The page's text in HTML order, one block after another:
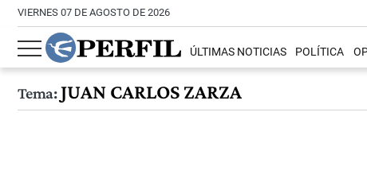
VIERNES 07 DE AGOSTO DE 2026
ÚLTIMAS NOTICIAS POLÍTICA
Tema:JUAN CARLOS ZARZA